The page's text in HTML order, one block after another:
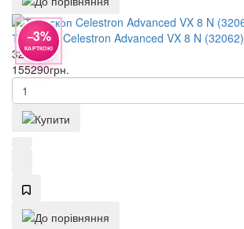
−3%
КАРТКОЮ
Телескоп Celestron Advanced VX 8 N (32062)
32062
155290грн.